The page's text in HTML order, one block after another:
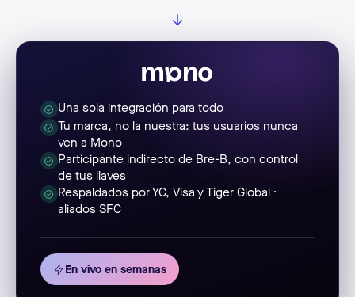
Una sola integración para todo
Tu marca, no la nuestra: tus usuarios nunca
ven a Mono
Participante indirecto de Bre-B, con control
de tus llaves
Respaldados por YC, Visa y Tiger Global ·
aliados SFC
En vivo en semanas